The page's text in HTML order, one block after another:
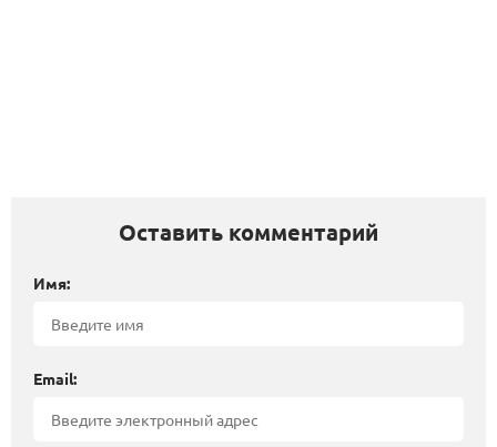
Оставить комментарий
Имя:
Email: